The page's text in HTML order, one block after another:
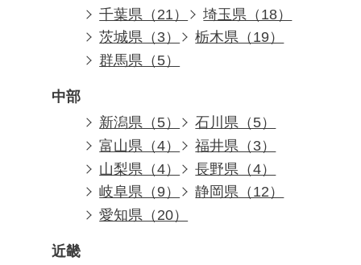
千葉県（21）
埼玉県（18）
茨城県（3）
栃木県（19）
群馬県（5）
中部
新潟県（5）
石川県（5）
富山県（4）
福井県（3）
山梨県（4）
長野県（4）
岐阜県（9）
静岡県（12）
愛知県（20）
近畿